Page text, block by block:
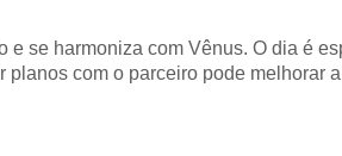
e se harmoniza com Vênus. O dia é
planos com o parceiro pode melhorar